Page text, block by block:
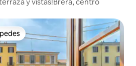
preferido